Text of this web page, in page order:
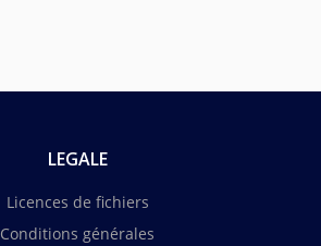
LEGALE
Licences de fichiers
Conditions générales